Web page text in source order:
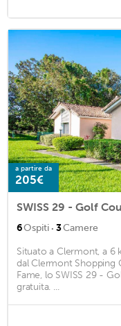
a partire da
205€
SWISS 29 - Golf
6Ospiti · 3Camere
Situato a Clermont, a 6
dal Clermont Shopping
Fame, lo SWISS 29 -
gratuita. ...